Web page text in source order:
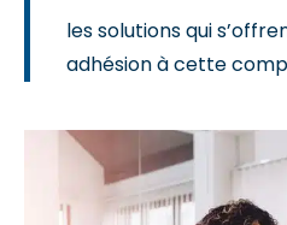
les solutions qui
adhésion à cette